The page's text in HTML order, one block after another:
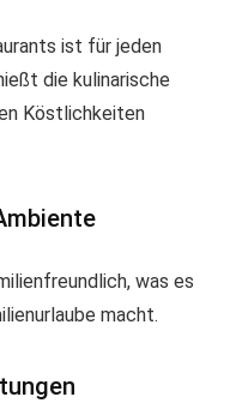
ist für jeden
die kulinarische
Köstlichkeiten
was es
macht.